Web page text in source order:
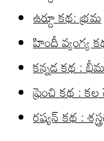
ఉర్దూ కథ: భ్రమ
హిందీ వ్యంగ్య
కన్నడ కథ :
ఫ్రెంచి కథ :
రష్యన్ కథ :